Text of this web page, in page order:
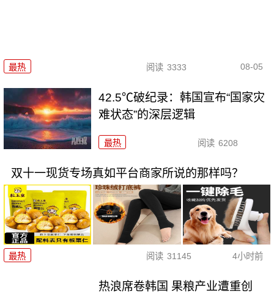
最热 阅读 3333 08-05
42.5℃破纪录：韩国宣布“国家灾
难状态”的深层逻辑
最热 阅读 6208
双十一现货专场真如平台商家所说的那样吗？
最热 阅读 31145 4小时前
热浪席卷韩国 果粮产业遭重创